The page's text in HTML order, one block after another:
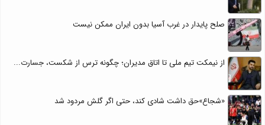
صلح پایدار در غرب آسیا بدون ایران ممکن نیست
از نیمکت تیم ملی تا اتاق مدیران؛ چگونه ترس از شکست، جسارت...
«شجاع»حق داشت شادی کند، حتی اگر گلش مردود شد